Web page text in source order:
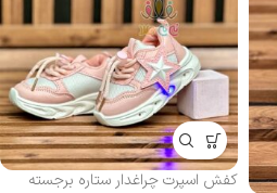
کفش اسپرت چراغدار ستاره برجسته